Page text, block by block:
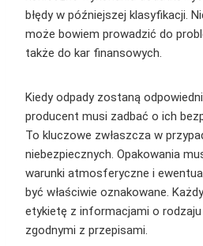
błędy w późniejszej klasyfikacji.
może bowiem prowadzić do
także do kar finansowych.
Kiedy odpady zostaną
producent musi zadbać o ich
To kluczowe zwłaszcza w
niebezpiecznych. Opakowania
warunki atmosferyczne i
być właściwie oznakowane.
etykietę z informacjami o
zgodnymi z przepisami.